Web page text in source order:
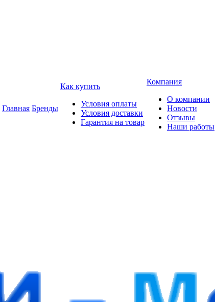
Главная Бренды
Как купить
Условия оплаты
Условия доставки
Гарантия на товар
Компания
О компании
Новости
Отзывы
Наши работы